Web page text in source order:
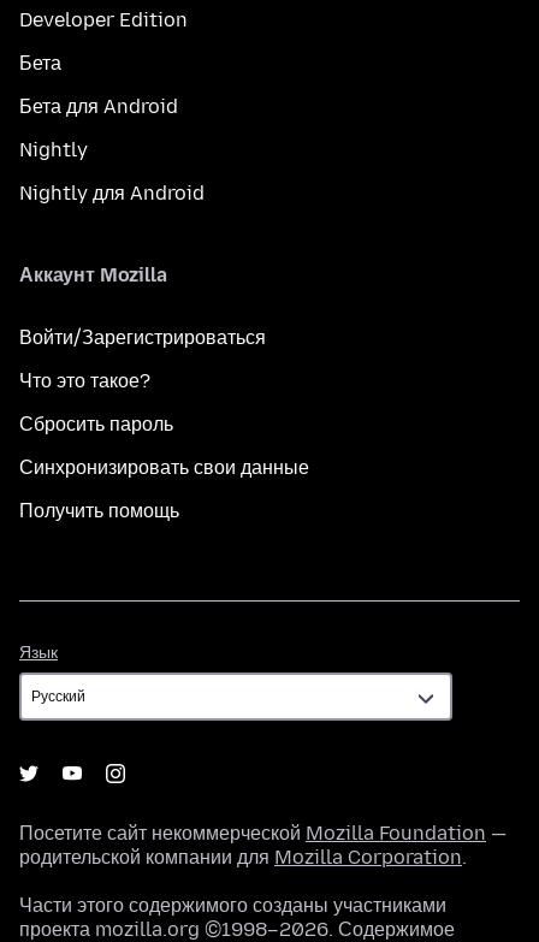
Developer Edition
Бета
Бета для Android
Nightly
Nightly для Android
Аккаунт Mozilla
Войти/Зарегистрироваться
Что это такое?
Сбросить пароль
Синхронизировать свои данные
Получить помощь
Язык
Посетите сайт некоммерческой Mozilla Foundation —
родительской компании для Mozilla Corporation.
Части этого содержимого созданы участниками
проекта mozilla.org ©1998–2026. Содержимое